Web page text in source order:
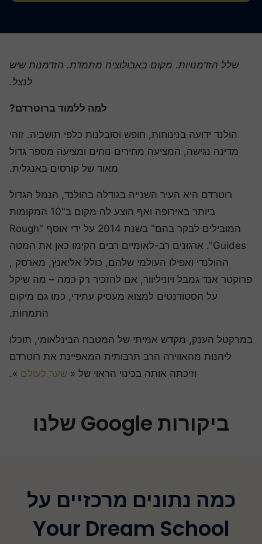
שלל הזדמנויות. מקום באבולוציה מתמדת. הזדמנות שיש
לנצל.
למה ללמוד ברוטרדם?
הולנד ידועה בנינוחות, חופש וסובלנות כלפי תושביה. זוהי
מדינה נגישה, המציעה מחירים נוחים ומציעה מספר גדול
מאוד של קורסים באנגלית.
רוטרדם היא העיר השנייה בגודלה בהולנד, הנמל הגדול
ביותר באירופה ואף הוצע לה מקום ב"10 המקומות
המובילים לבקר בהם" בשנת 2014 על ידי אוסף "Rough
Guides". ארגונים רב-לאומיים רבים הקימו כאן את המטה
ההולנדי ואפילו העולמי שלהם, כולל אליאנץ, מארסק ,
אנד גמבל ויוניליוור, אם להזכיר רק כמה – מה שיקל
על הסטודנטים למצוא מעסיק עתידי, כמו גם מיקום
התמחות.
הענק, מקדש אמיתי של המטבח הבינלאומי, תוכלו
ליהנות מהאווירה הרב תרבותית המאפיינת את רוטרדם
וזיכתה אותה בכינוי הראוי של «שער לעולם».
ביקורות Google שלנו
כמה נתונים מרכזיים על
Your Dream School